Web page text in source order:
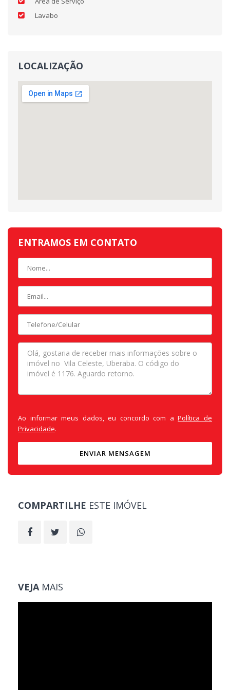
Lavabo
LOCALIZAÇÃO
ENTRAMOS EM CONTATO
Ao informar meus dados, eu concordo com aPolítica de
Privacidade.
ENVIAR MENSAGEM
COMPARTILHE ESTE IMÓVEL
VEJAMAIS